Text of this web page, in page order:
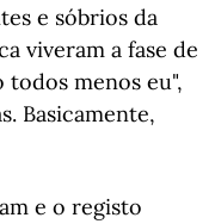
e sóbrios da
viveram a fase de
menos eu",
Basicamente,
e o registo